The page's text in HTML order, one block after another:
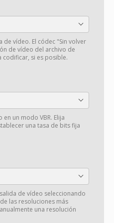
de vídeo. El códec "Sin volver
de vídeo del archivo de
codificar, si es posible.
un modo VBR. Elija
una tasa de bits fija
de vídeo seleccionando
las resoluciones más
una resolución